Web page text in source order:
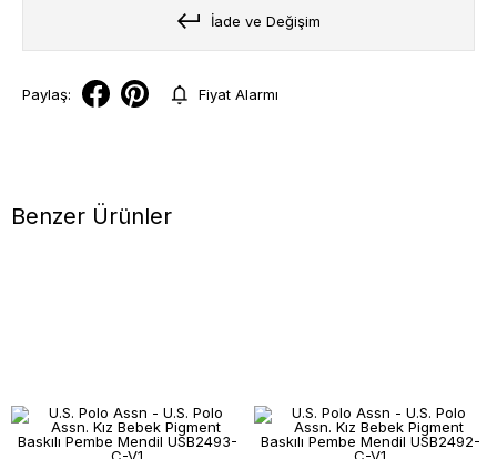
İade ve Değişim
Paylaş: Fiyat Alarmı
Benzer Ürünler